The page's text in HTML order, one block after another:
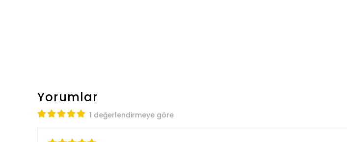
Yorumlar
1 değerlendirmeye göre